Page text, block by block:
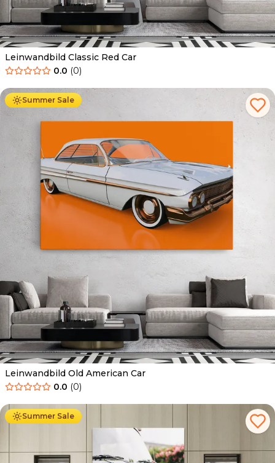
Leinwandbild Classic Red Car
0.0 (0)
Summer Sale
Ab 39.90 € 34.90
Leinwandbild Old American Car
0.0 (0)
Summer Sale
Ab 39.90 € 34.90